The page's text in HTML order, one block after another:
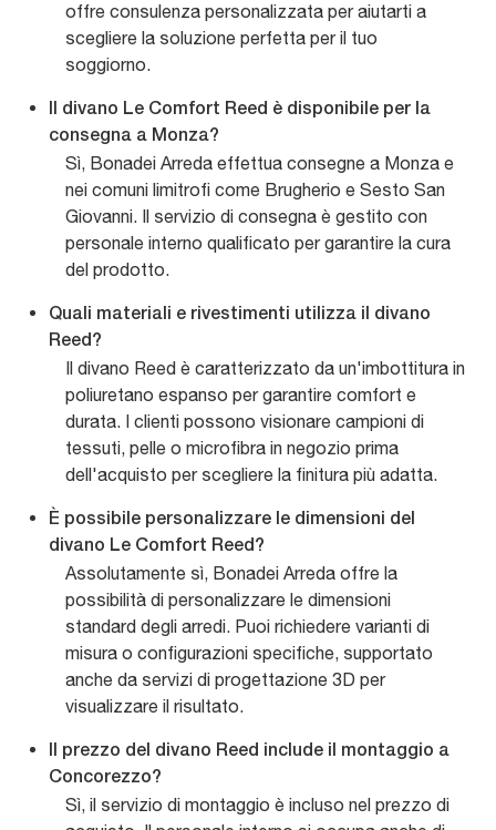
offre consulenza personalizzata per aiutarti a
scegliere la soluzione perfetta per il tuo
soggiorno.
Il divano Le Comfort Reed è disponibile per la
consegna a Monza?
Sì, Bonadei Arreda effettua consegne a Monza e
nei comuni limitrofi come Brugherio e Sesto San
Giovanni. Il servizio di consegna è gestito con
personale interno qualificato per garantire la cura
del prodotto.
Quali materiali e rivestimenti utilizza il divano
Reed?
Il divano Reed è caratterizzato da un'imbottitura in
poliuretano espanso per garantire comfort e
durata. I clienti possono visionare campioni di
tessuti, pelle o microfibra in negozio prima
dell'acquisto per scegliere la finitura più adatta.
È possibile personalizzare le dimensioni del
divano Le Comfort Reed?
Assolutamente sì, Bonadei Arreda offre la
possibilità di personalizzare le dimensioni
standard degli arredi. Puoi richiedere varianti di
misura o configurazioni specifiche, supportato
anche da servizi di progettazione 3D per
visualizzare il risultato.
Il prezzo del divano Reed include il montaggio a
Concorezzo?
Sì, il servizio di montaggio è incluso nel prezzo di